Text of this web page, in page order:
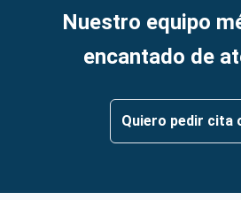
Nuestro equipo
encantado de
Quiero pedir cita